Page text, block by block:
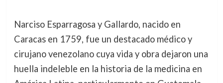
Narciso Esparragosa y Gallardo, nacido en
Caracas en 1759, fue un destacado médico y
cirujano venezolano cuya vida y obra dejaron una
huella indeleble en la historia de la medicina en